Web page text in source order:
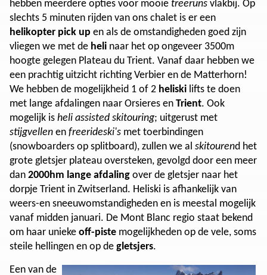
hebben meerdere opties voor mooie treeruns vlakbij. Op
slechts 5 minuten rijden van ons chalet is er een
helikopter pick up en als de omstandigheden goed zijn
vliegen we met de heli naar het op ongeveer 3500m
hoogte gelegen Plateau du Trient. Vanaf daar hebben we
een prachtig uitzicht richting Verbier en de Matterhorn!
We hebben de mogelijkheid 1 of 2 heliski lifts te doen
met lange afdalingen naar Orsieres en Trient. Ook
mogelijk is heli assisted skitouring; uitgerust met
stijgvellen en freerideski's met toerbindingen
(snowboarders op splitboard), zullen we al skitourend het
grote gletsjer plateau oversteken, gevolgd door een meer
dan 2000hm lange afdaling over de gletsjer naar het
dorpje Trient in Zwitserland. Heliski is afhankelijk van
weers-en sneeuwomstandigheden en is meestal mogelijk
vanaf midden januari. De Mont Blanc regio staat bekend
om haar unieke off-piste mogelijkheden op de vele, soms
steile hellingen en op de gletsjers.
Een van de